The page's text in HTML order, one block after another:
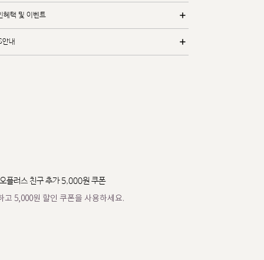
혜택 및 이벤트
내
플러스 친구 추가 5,000원 쿠폰
고 5,000원 할인 쿠폰을 사용하세요.